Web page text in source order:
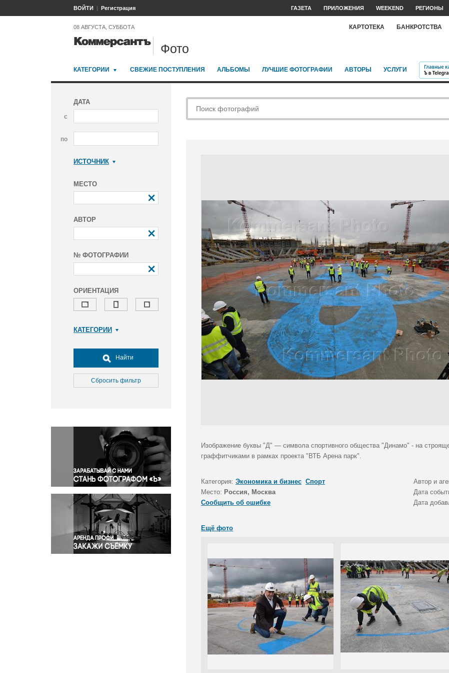
ВОЙТИ Регистрация ГАЗЕТА ПРИЛОЖЕНИЯ WEEKEND РЕГИОНЫ
08 АВГУСТА, СУББОТА КАРТОТЕКА БАНКРОТСТВА
Фото
КАТЕГОРИИ СВЕЖИЕ ПОСТУПЛЕНИЯ АЛЬБОМЫ ЛУЧШИЕ ФОТОГРАФИИ АВТОРЫ УСЛУГИ
ДАТА
с
по
ИСТОЧНИК
МЕСТО
АВТОР
№ ФОТОГРАФИИ
ОРИЕНТАЦИЯ
КАТЕГОРИИ
Досуг, туризм и отдых
Культура
Медицина
Окружающая среда
Политика
Правосудие
Происшествия и конфликты
Религия
Светская жизнь
Спорт
Экология
Экономика и бизнес
Найти
Сбросить фильтр
Изображение буквы "Д" — символа спортивного общества "Динамо" - на
граффитчиками в рамках проекта "ВТБ Арена парк".
Категория: Экономика и бизнес Спорт Автор и
Место: Россия, Москва Дата
Сообщить об ошибке
Дата
Ещё фото